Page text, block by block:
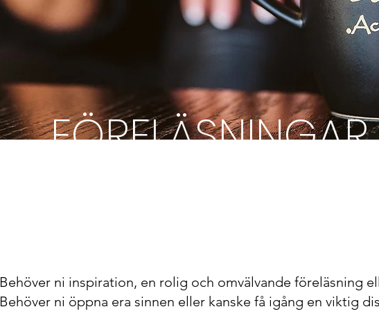
Behöver ni inspiration, en rolig och omvälvande föreläsning
Behöver ni öppna era sinnen eller kanske få igång en viktig
FÖRELÄSNINGAR